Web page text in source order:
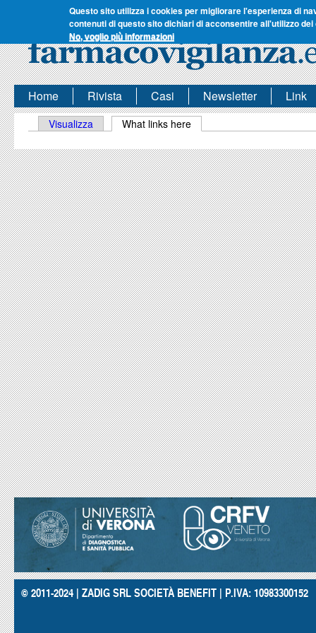
Questo sito utilizza i cookies per migliorare l'esperienza di
contenuti di questo sito dichiari di acconsentire all'utilizzo dei
No, voglio più informazioni
Home Rivista Casi Newsletter Link
Schede primarie
Visualizza What links here
© 2011-2024 | ZADIG SRL SOCIETÀ BENEFIT | P.IVA: 10983300152